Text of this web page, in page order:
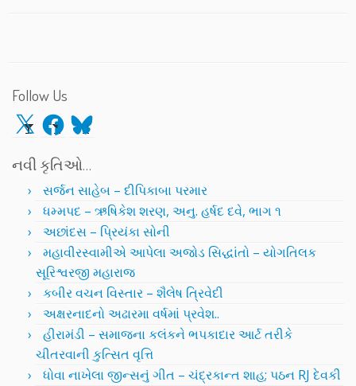
Follow Us
X Facebook
Bluesky
નવી કૃતિઓ…
સર્જન સાહેબ – દીપિકાબા પરમાર
ધમ્મપદ – ઋષિકેશ શરણ, અનુ. હર્ષદ દવે, ભાગ ૧
અછાંદસ – પ્રિયંકા સોની
મહાવીરસ્વામીએ આપેલા અજોડ સિદ્ધાંતો – યોગતિલક
સૂરિશ્વરજી મહારાજ
કબીર વચન વિસ્તાર – શૈલેષ ત્રિવેદી
અક્ષરનાદનો અઢારમા વર્ષમાં પ્રવેશ..
હીરામંડી – સમાજના કલંકને ભપકાદાર આર્ટ તરીકે
ચીતરવાની કુત્સિત વૃત્તિ
ધોવા નાખેલા જીન્સનું ગીત – ચંદ્રકાન્ત શાહ; પઠન RJ દેવકી